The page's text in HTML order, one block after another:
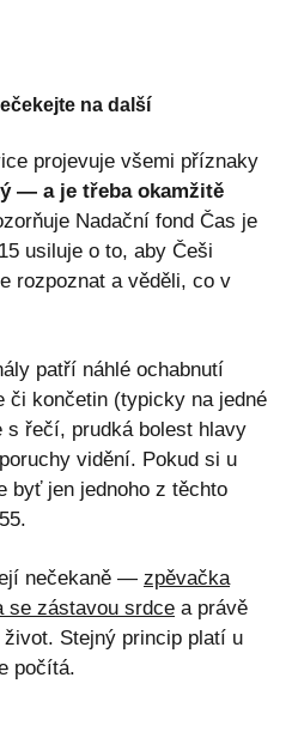
na další
projevuje všemi příznaky
— a je třeba okamžitě
Nadační fond Čas je
usiluje o to, aby Češi
rozpoznat a věděli, co v
patří náhlé ochabnutí
či končetin (typicky na jedné
s řečí, prudká bolest hlavy
vidění. Pokud si u
byť jen jednoho z těchto
nečekaně — zpěvačka
se zástavou srdce a právě
Stejný princip platí u
počítá.